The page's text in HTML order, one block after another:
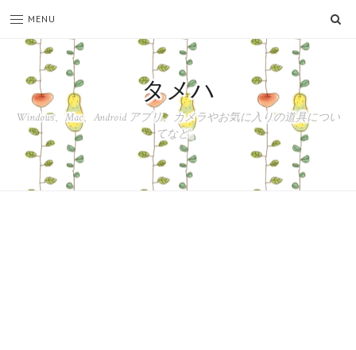
MENU
タメハ
Windows、Mac、Android アプリ、カメラやお気に入りの道具につい
てなど。